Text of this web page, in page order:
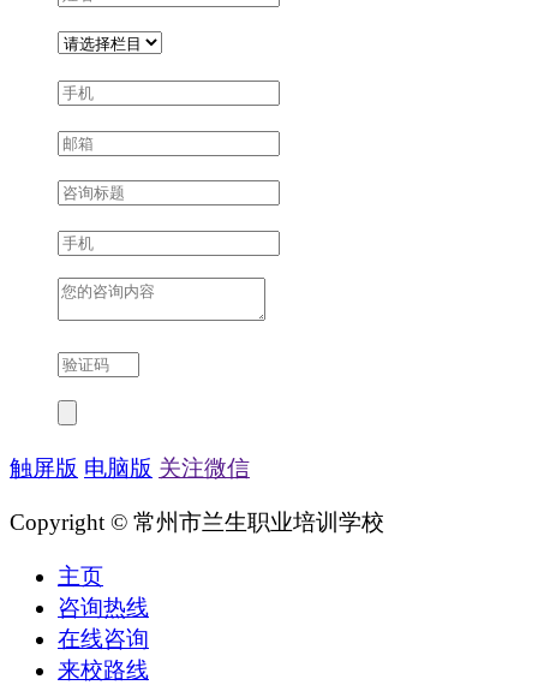
触屏版 电脑版 关注微信
Copyright © 常州市兰生职业培训学校
主页
咨询热线
在线咨询
来校路线